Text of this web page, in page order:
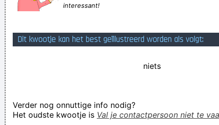
mannen zieker. Tom waas boes jonguh
verknoeien, sukkelen, ...
Geej se lèllike voel hod!
interessant!
Dit kwootje kan het best geïllustreerd worden als volgt:
niets
Verder nog onnuttige info nodig?
Het oudste kwootje is Val je contactpersoon niet te